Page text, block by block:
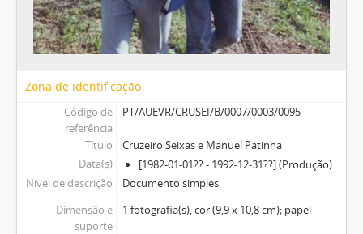
Zona de identificação
Código de
referência
PT/AUEVR/CRUSEI/B/0007/0003/0095
Título
Cruzeiro Seixas e Manuel Patinha
Data(s)
[1982-01-01?? - 1992-12-31??] (Produção)
Nível de descrição
Documento simples
Dimensão e
suporte
1 fotografia(s), cor (9,9 x 10,8 cm); papel